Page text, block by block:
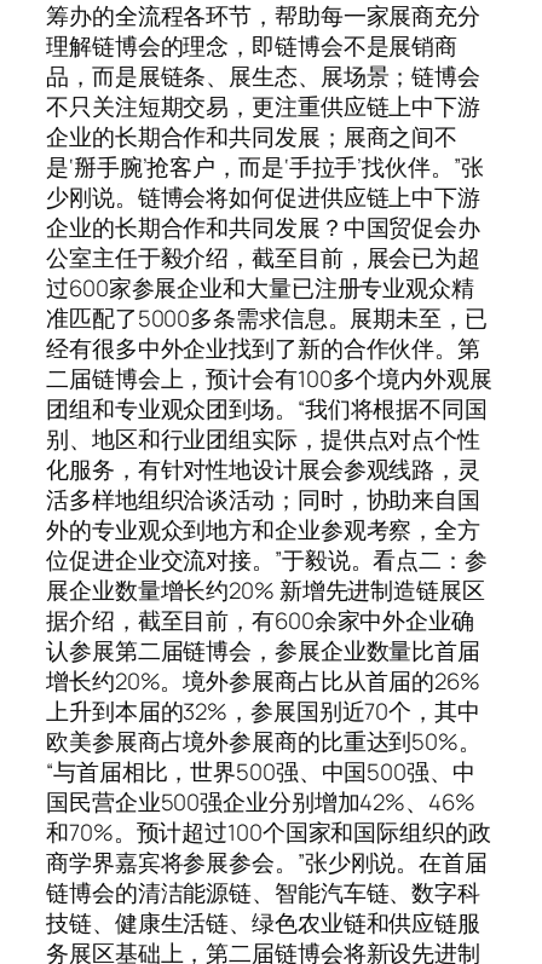
筹办的全流程各环节，帮助每一家展商充分
理解链博会的理念，即链博会不是展销商
品，而是展链条、展生态、展场景；链博会
不只关注短期交易，更注重供应链上中下游
企业的长期合作和共同发展；展商之间不
是‘掰手腕’抢客户，而是‘手拉手’找伙伴。”张
少刚说。链博会将如何促进供应链上中下游
企业的长期合作和共同发展？中国贸促会办
公室主任于毅介绍，截至目前，展会已为超
过600家参展企业和大量已注册专业观众精
准匹配了5000多条需求信息。展期未至，已
经有很多中外企业找到了新的合作伙伴。第
二届链博会上，预计会有100多个境内外观展
团组和专业观众团到场。“我们将根据不同国
别、地区和行业团组实际，提供点对点个性
化服务，有针对性地设计展会参观线路，灵
活多样地组织洽谈活动；同时，协助来自国
外的专业观众到地方和企业参观考察，全方
位促进企业交流对接。”于毅说。看点二：参
展企业数量增长约20% 新增先进制造链展区
据介绍，截至目前，有600余家中外企业确
认参展第二届链博会，参展企业数量比首届
增长约20%。境外参展商占比从首届的26%
上升到本届的32%，参展国别近70个，其中
欧美参展商占境外参展商的比重达到50%。
“与首届相比，世界500强、中国500强、中
国民营企业500强企业分别增加42%、46%
和70%。预计超过100个国家和国际组织的政
商学界嘉宾将参展参会。”张少刚说。在首届
链博会的清洁能源链、智能汽车链、数字科
技链、健康生活链、绿色农业链和供应链服
务展区基础上，第二届链博会将新设先进制